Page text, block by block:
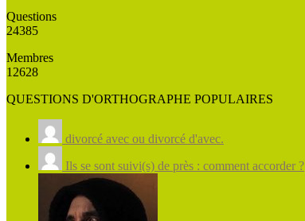
Questions
24385
Membres
12628
QUESTIONS D'ORTHOGRAPHE POPULAIRES
divorcé avec ou divorcé d'avec.
Ils se sont suivi(s) de près : comment accorder ?